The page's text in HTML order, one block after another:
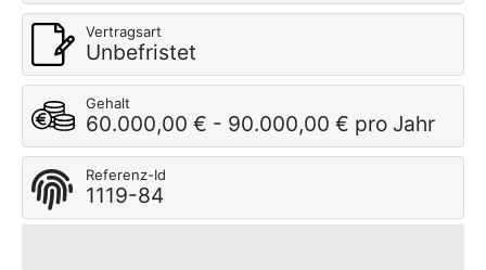
Vertragsart
Unbefristet
Gehalt
60.000,00 € - 90.000,00 € pro Jahr
Referenz-Id
1119-84